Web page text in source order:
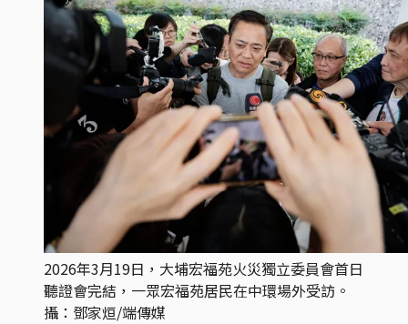
2026年3月19日，大埔宏福苑火災獨立委員會首日
聽證會完結，一眾宏福苑居民在中環場外受訪。
攝：鄧家烜/端傳媒